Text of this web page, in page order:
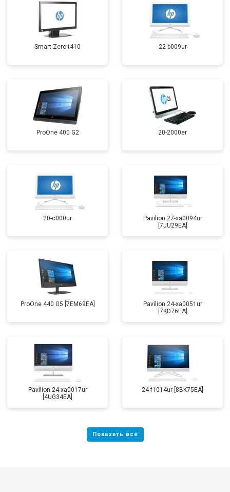
Smart Zero t410 22-b009ur
ProOne 400 G2 20-2000er
20-c000ur
Pavilion 27-xa0094ur
[7JU29EA]
ProOne 440 G5 [7EM69EA]
Pavilion 24-xa0051ur
[7KD76EA]
Pavilion 24-xa0017ur
[4UG34EA]
24-f1014ur [8BK75EA]